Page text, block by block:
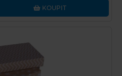
KOUPIT